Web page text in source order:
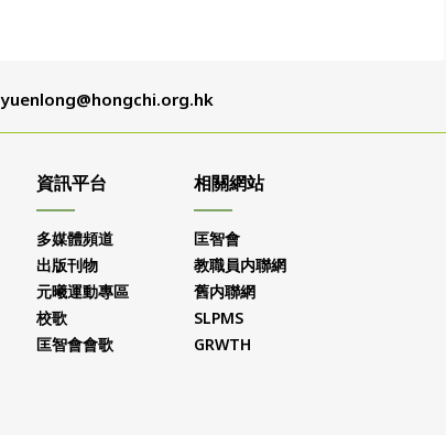
yuenlong@hongchi.org.hk
資訊平台
多媒體頻道
出版刊物
元曦運動專區
校歌
匡智會會歌
相關網站
匡智會
教職員内聯網
舊内聯網
SLPMS
GRWTH